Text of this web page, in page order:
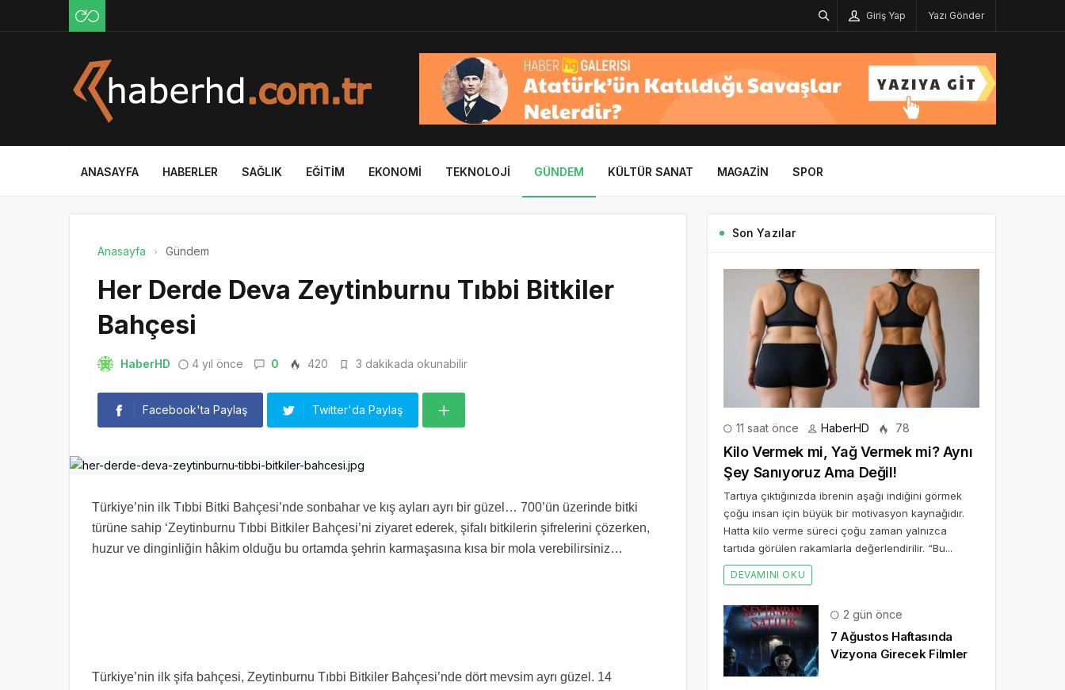
Giriş Yap Yazı Gönder
ANASAYFA HABERLER SAĞLIK EĞITIM EKONOMI TEKNOLOJI GÜNDEM KÜLTÜR SANAT MAGAZIN SPOR
Anasayfa Gündem
Her Derde Deva Zeytinburnu Tıbbi Bitkiler
Bahçesi
HaberHD 4 yıl önce 0 420 3 dakikada okunabilir
Facebook'ta Paylaş Twitter'da Paylaş
Türkiye’nin ilk Tıbbi Bitki Bahçesi’nde sonbahar ve kış ayları ayrı bir güzel… 700’ün üzerinde bitki
türüne sahip ‘Zeytinburnu Tıbbi Bitkiler Bahçesi’ni ziyaret ederek, şifalı bitkilerin şifrelerini çözerken,
huzur ve dinginliğin hâkim olduğu bu ortamda şehrin karmaşasına kısa bir mola verebilirsiniz…
Türkiye’nin ilk şifa bahçesi, Zeytinburnu Tıbbi Bitkiler Bahçesi’nde dört mevsim ayrı güzel. 14
Son Yazılar
11 saat önce HaberHD 78
Kilo Vermek mi, Yağ Vermek mi? Aynı
Şey Sanıyoruz Ama Değil!
Tartıya çıktığınızda ibrenin aşağı indiğini görmek
çoğu insan için büyük bir motivasyon kaynağıdır.
Hatta kilo verme süreci çoğu zaman yalnızca
tartıda görülen rakamlarla değerlendirilir. “Bu...
DEVAMINI OKU
2 gün önce
7 Ağustos Haftasında
Vizyona Girecek Filmler